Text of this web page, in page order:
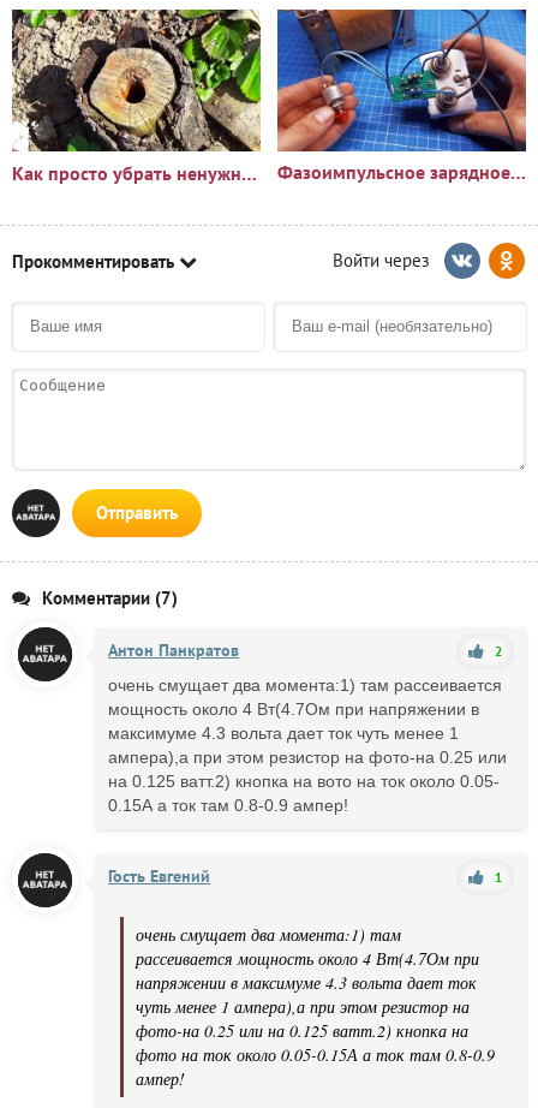
Как просто убрать ненужный пень?🪵 Фазоимпульсное зарядное устройство своими руками
Прокомментировать
Отправить
Комментарии (7)
Антон Панкратов 2
очень смущает два момента:1) там рассеивается
мощность около 4 Вт(4.7Ом при напряжении в
максимуме 4.3 вольта дает ток чуть менее 1
ампера),а при этом резистор на фото-на 0.25 или
на 0.125 ватт.2) кнопка на вото на ток около 0.05-
0.15А а ток там 0.8-0.9 ампер!
Гость Евгений 1
очень смущает два момента:1) там
рассеивается мощность около 4 Вт(4.7Ом при
напряжении в максимуме 4.3 вольта дает ток
чуть менее 1 ампера),а при этом резистор на
фото-на 0.25 или на 0.125 ватт.2) кнопка на
фото на ток около 0.05-0.15А а ток там 0.8-0.9
ампер!